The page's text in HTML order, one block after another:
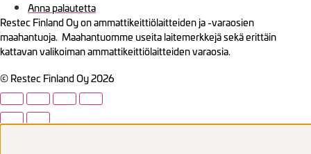
Anna palautetta
Restec Finland Oy on ammattikeittiölaitteiden ja -varaosien
maahantuoja. Maahantuomme useita laitemerkkejä sekä erittäin
kattavan valikoiman ammattikeittiölaitteiden varaosia.
© Restec Finland Oy 2026